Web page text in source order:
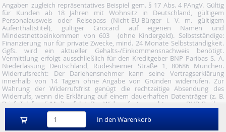
In den Warenkorb
Angaben zugleich repräsentatives Beispiel gem. § 17 Abs. 4 PAngV. Gültig
für Kunden ab 18 Jahren mit Wohnsitz in Deutschland, gültigem
Personalausweis oder Reisepass (Nicht-EU-Bürger i. V. m. gültigem
Aufenthaltstitel), gültiger Girocard auf eigenen Namen und
Mindestnettoeinkommen von 603  (ohne Kindergeld). Selbstständige:
Finanzierung nur für private Zwecke, mind. 24 Monate Selbstständigkeit.
Ggfs. wird ein aktueller Gehalts-/Einkommensnachweis benötigt.
Vermittlung erfolgt ausschließlich für den Kreditgeber BNP Paribas S. A.
Niederlassung Deutschland, Rüdesheimer Straße 1, 80686 München.
Widerrufsrecht: Der Darlehensnehmer kann seine Vertragserklärung
innerhalb von 14 Tagen ohne Angabe von Gründen widerrufen. Zur
Wahrung der Widerrufsfrist genügt die rechtzeitige Absendung des
Widerrufs, wenn die Erklärung auf einem dauerhaften Datenträger (z. B.
Brief, Telefax, E-Mail) erfolgt. Der Widerruf ist zu richten an: BNP Paribas
S.A. Niederlassung Deutschland, Wuhanstraße 5, 47051 Duisburg (Fax: 02
03/34 69 54-09; Tel.: 02 03/34 69 54-02; E- Mail:
widerruf@consorsfinanz.de).